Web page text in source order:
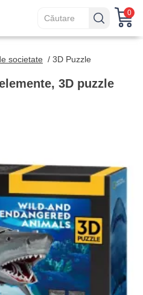
0
societate / 3D Puzzle
3D puzzle